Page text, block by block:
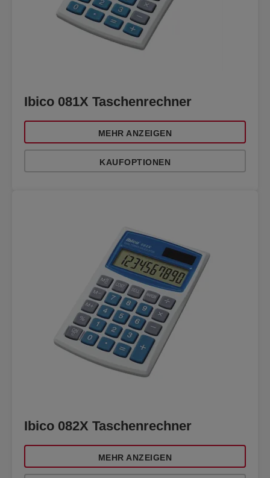
Ibico 081X Taschenrechner
MEHR ANZEIGEN
KAUFOPTIONEN
Ibico 082X Taschenrechner
MEHR ANZEIGEN